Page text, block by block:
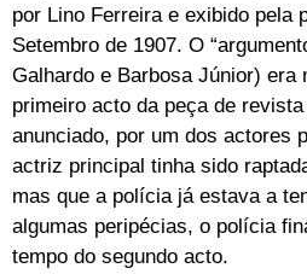
por Lino Ferreira e exibido pela
Setembro de 1907. O
Galhardo e Barbosa Júnior) era
primeiro acto da peça de revista
anunciado, por um dos actores
actriz principal tinha sido
mas que a polícia já estava a
algumas peripécias, o polícia
tempo do segundo acto.